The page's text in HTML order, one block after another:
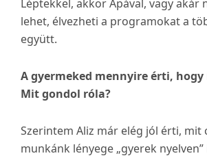
Léptekkel, akkor Apával, vagy akár
lehet, élvezheti a programokat a
együtt.
A gyermeked mennyire érti,
Mit gondol róla?
Szerintem Aliz már elég jól érti, mit
munkánk lényege „gyerek